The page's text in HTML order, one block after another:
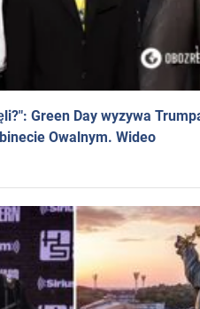
Green Day wyzywa
Owalnym. Wideo